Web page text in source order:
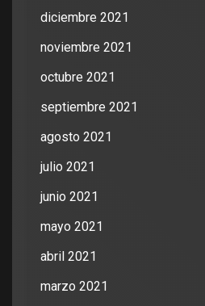
diciembre 2021
noviembre 2021
octubre 2021
septiembre 2021
agosto 2021
julio 2021
junio 2021
mayo 2021
abril 2021
marzo 2021